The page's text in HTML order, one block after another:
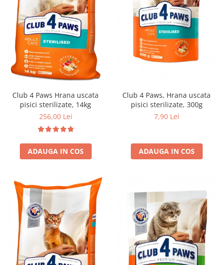
Club 4 Paws Hrana uscata
pisici sterilizate, 14kg
256,00 Lei
ADAUGA IN COS
Club 4 Paws, Hrana uscata
pisici sterilizate, 300g
7,90 Lei
ADAUGA IN COS